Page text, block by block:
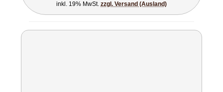
inkl. 19% MwSt. zzgl. Versand (Ausland)